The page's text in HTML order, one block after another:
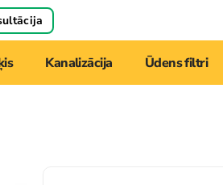
Kanalizācija Ūdens filtri